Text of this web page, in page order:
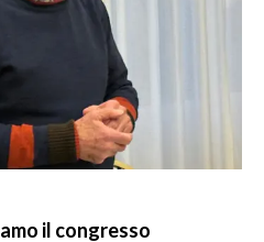
il congresso